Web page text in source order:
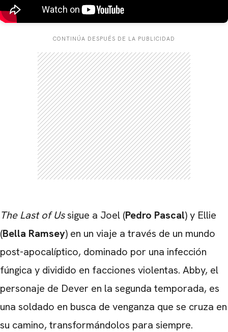
CONTINÚA DESPUÉS DE LA PUBLICIDAD
The Last of Ussigue a Joel (Pedro Pascal) y Ellie
(Bella Ramsey) en un viaje a través de un mundo
post-apocalíptico, dominado por una infección
fúngica y dividido en facciones violentas. Abby, el
personaje de Dever en la segunda temporada, es
una soldado en busca de venganza que se cruza en
su camino, transformándolos para siempre.